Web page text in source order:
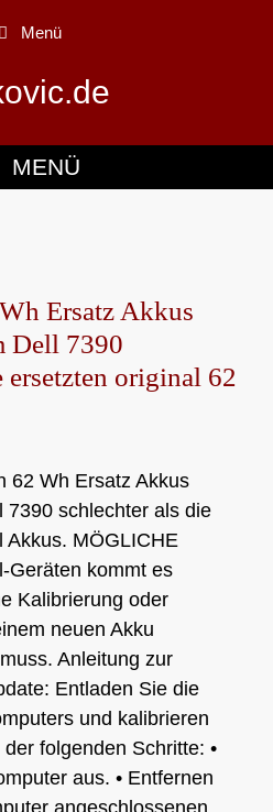
Menü
MENÜ
Ersatz Akkus
Dell 7390
ersetzten original 62
62 Wh Ersatz Akkus
7390 schlechter als die
Akkus. MÖGLICHE
Geräten kommt es
Kalibrierung oder
neuen Akku
Anleitung zur
Entladen Sie die
und kalibrieren
folgenden Schritte: •
aus. • Entfernen
angeschlossenen